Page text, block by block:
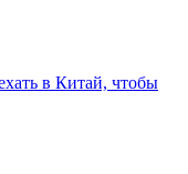
в Китай, чтобы